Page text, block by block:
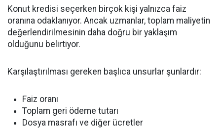
Konut kredisi seçerken birçok kişi yalnızca faiz
oranına odaklanıyor. Ancak uzmanlar, toplam maliyetin
değerlendirilmesinin daha doğru bir yaklaşım
olduğunu belirtiyor.
Karşılaştırılması gereken başlıca unsurlar şunlardır:
Faiz oranı
Toplam geri ödeme tutarı
Dosya masrafı ve diğer ücretler